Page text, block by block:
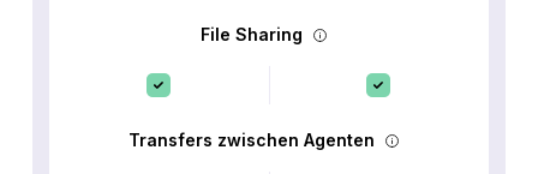
File Sharing
Transfers zwischen Agenten